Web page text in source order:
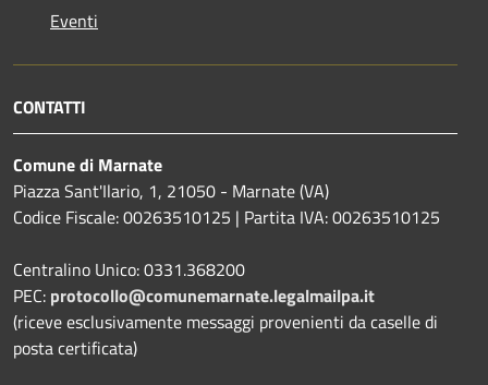
Eventi
CONTATTI
Comune di Marnate
Piazza Sant'Ilario, 1, 21050 - Marnate (VA)
Codice Fiscale: 00263510125 | Partita IVA: 00263510125
Centralino Unico: 0331.368200
PEC: protocollo@comunemarnate.legalmailpa.it
(riceve esclusivamente messaggi provenienti da caselle di
posta certificata)